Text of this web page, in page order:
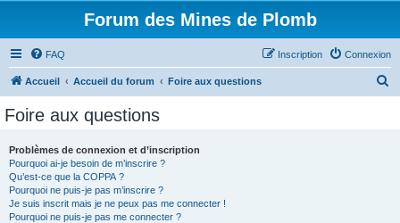
Forum des Mines de Plomb
FAQ Connexion
Inscription
Accueil Accueil du forum Foire aux questions
Foire aux questions
Problèmes de connexion et d’inscription
Pourquoi ai-je besoin de m’inscrire ?
Qu’est-ce que la COPPA ?
Pourquoi ne puis-je pas m’inscrire ?
Je suis inscrit mais je ne peux pas me connecter !
Pourquoi ne puis-je pas me connecter ?